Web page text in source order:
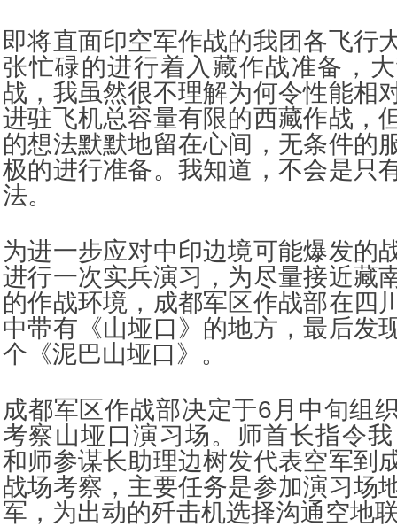
即将直面印空军作战的我团各飞行
张忙碌的进行着入藏作战准备，
战，我虽然很不理解为何令性能相
进驻飞机总容量有限的西藏作战，
的想法默默地留在心间，无条件的
极的进行准备。我知道，不会是只
法。
为进一步应对中印边境可能爆发的
进行一次实兵演习，为尽量接近藏
的作战环境，成都军区作战部在四
中带有《山垭口》的地方，最后发
个《泥巴山垭口》。
成都军区作战部决定于6月中旬组
考察山垭口演习场。师首长指令
和师参谋长助理边树发代表空军到
战场考察，主要任务是参加演习场
军，为出动的歼击机选择沟通空地